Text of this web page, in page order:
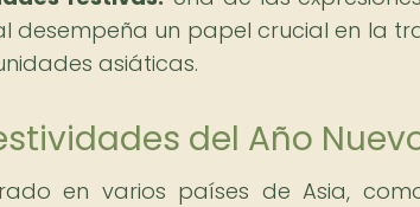
desempeña un papel crucial en la
asiáticas.
del Año
en varios países de Asia,